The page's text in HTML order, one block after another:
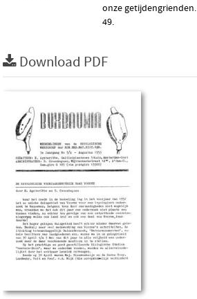
onze getijdengrienden.
49.
Download PDF